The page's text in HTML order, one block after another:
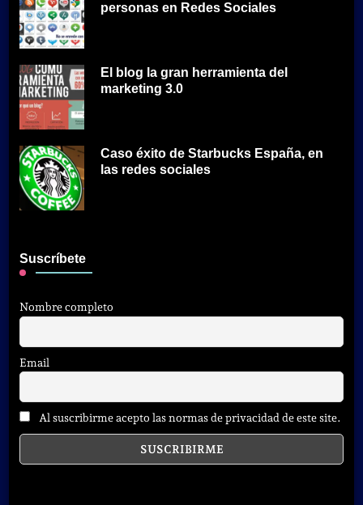
personas en Redes Sociales
El blog la gran herramienta del
marketing 3.0
Caso éxito de Starbucks España, en
las redes sociales
Suscríbete
Nombre completo
Email
Al suscribirme acepto las normas de privacidad de este site.